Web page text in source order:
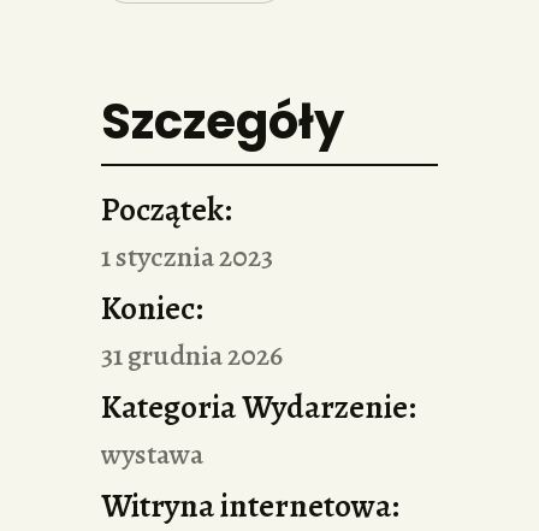
Szczegóły
Początek:
1 stycznia 2023
Koniec:
31 grudnia 2026
Kategoria Wydarzenie:
wystawa
Witryna internetowa: